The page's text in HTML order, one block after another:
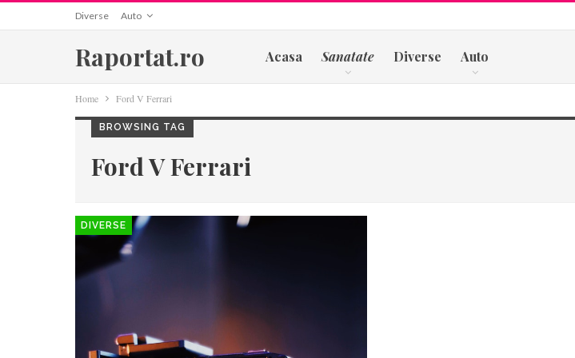
Diverse Auto
Raportat.ro Acasa Sanatate Diverse Auto
Home Ford V Ferrari
BROWSING TAG
Ford V Ferrari
DIVERSE